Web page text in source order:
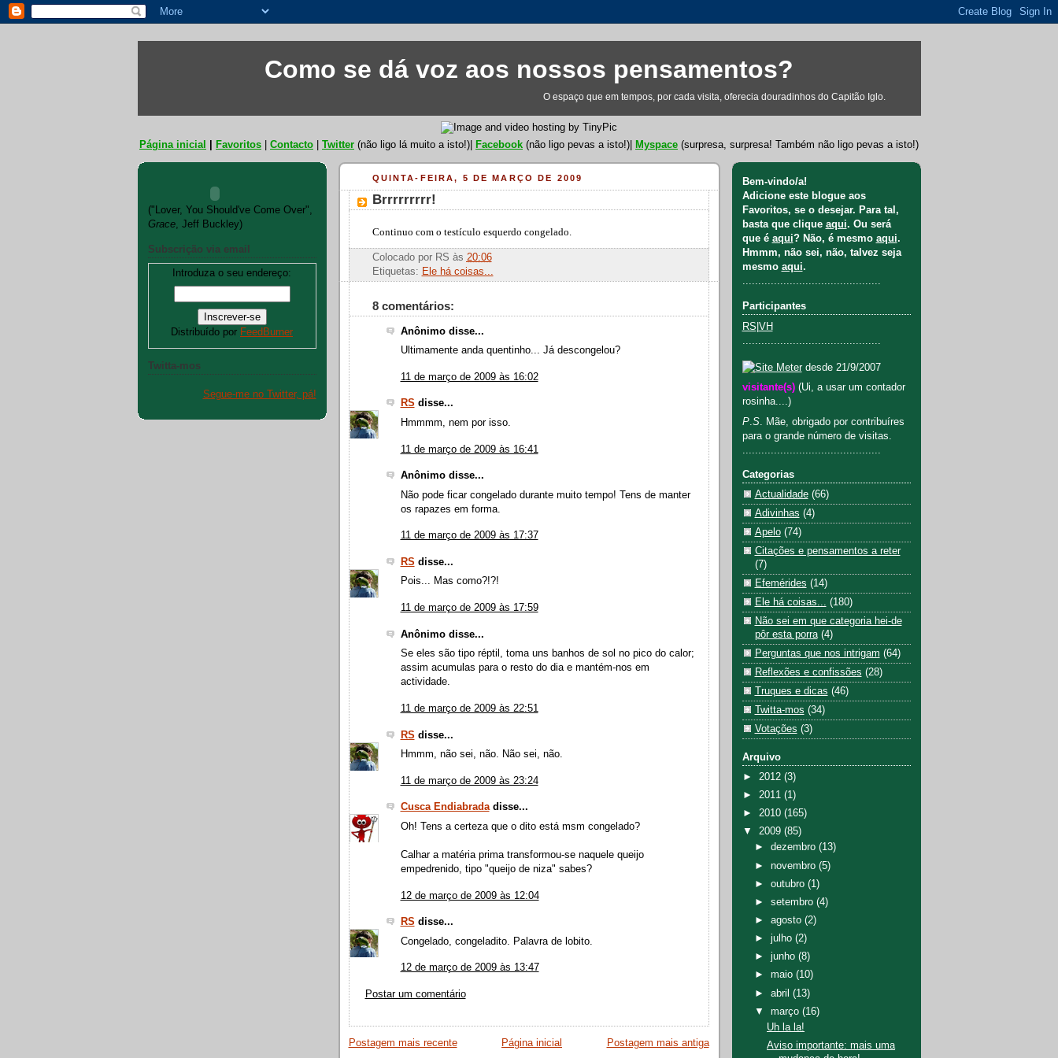
Como se dá voz aos nossos pensamentos?
O espaço que em tempos, por cada visita, oferecia douradinhos do Capitão Iglo.
Página inicial Favoritos Contacto Twitter (não ligo lá muito a isto!)| Facebook (não ligo pevas a isto!)| Myspace (surpresa, surpresa! Também não ligo pevas a isto!)
("Lover, You Should've Come Over",
Grace, Jeff Buckley)
Subscrição via email
Introduza o seu endereço:
Distribuído por FeedBurner
Twitta-mos
Segue-me no Twitter, pá!
QUINTA-FEIRA, 5 DE MARÇO DE 2009
Brrrrrrrrr!
Continuo com o testículo esquerdo congelado.
Colocado por RS às 20:06
Etiquetas: Ele há coisas...
8 comentários:
Anônimo disse...
Ultimamente anda quentinho... Já descongelou?
11 de março de 2009 às 16:02
RS disse...
Hmmmm, nem por isso.
11 de março de 2009 às 16:41
Anônimo disse...
Não pode ficar congelado durante muito tempo! Tens de manter
os rapazes em forma.
11 de março de 2009 às 17:37
RS disse...
Pois... Mas como?!?!
11 de março de 2009 às 17:59
Anônimo disse...
Se eles são tipo réptil, toma uns banhos de sol no pico do calor;
assim acumulas para o resto do dia e mantém-nos em
actividade.
11 de março de 2009 às 22:51
RS disse...
Hmmm, não sei, não. Não sei, não.
11 de março de 2009 às 23:24
Cusca Endiabradadisse...
Oh! Tens a certeza que o dito está msm congelado?
Calhar a matéria prima transformou-se naquele queijo
empedrenido, tipo "queijo de niza" sabes?
12 de março de 2009 às 12:04
RS disse...
Congelado, congeladito. Palavra de lobito.
12 de março de 2009 às 13:47
Postar um comentário
Postagem mais recente Postagem mais antiga
Página inicial
Bem-vindo/a!
Adicione este blogue aos
Favoritos, se o desejar. Para tal,
basta que clique aqui. Ou será
que é aqui? Não, é mesmo aqui.
Hmmm, não sei, não, talvez seja
mesmo aqui.
............................................
Participantes
RS VH
............................................
desde 21/9/2007
visitante(s) (Ui, a usar um contador
rosinha....)
P. S. Mãe, obrigado por contribuíres
para o grande número de visitas.
Categorias
Actualidade (66)
Adivinhas (4)
Apelo (74)
Citações e pensamentos a reter
(7)
Efemérides (14)
Ele há coisas... (180)
Não sei em que categoria hei-de
pôr esta porra (4)
Perguntas que nos intrigam (64)
Reflexões e confissões (28)
Truques e dicas (46)
Twitta-mos (34)
Votações (3)
Arquivo
► 2012 (3)
► 2011 (1)
► 2010 (165)
▼ 2009 (85)
► dezembro (13)
► novembro (5)
► outubro (1)
► setembro (4)
► agosto (2)
► julho (2)
► junho (8)
► maio (10)
► abril (13)
▼ março (16)
Uh la la!
Aviso importante: mais uma